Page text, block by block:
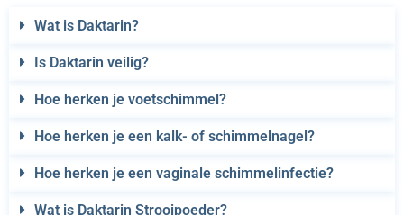
Wat is Daktarin?
Is Daktarin veilig?
Hoe herken je voetschimmel?
Hoe herken je een kalk- of schimmelnagel?
Hoe herken je een vaginale schimmelinfectie?
Wat is Daktarin Strooipoeder?